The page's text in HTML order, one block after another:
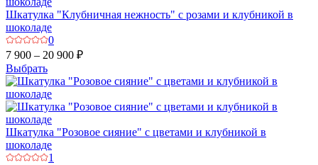
Шкатулка "Клубничная нежность" с розами и клубникой в
шоколаде
0
7 900 – 20 900 ₽
Выбрать
Шкатулка "Розовое сияние" с цветами и клубникой в
шоколаде
1